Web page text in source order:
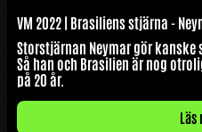
VM 2022 | Brasiliens stjärna -
Storstjärnan Neymar gör
Så han och Brasilien är nog
på 20 år.
Läs